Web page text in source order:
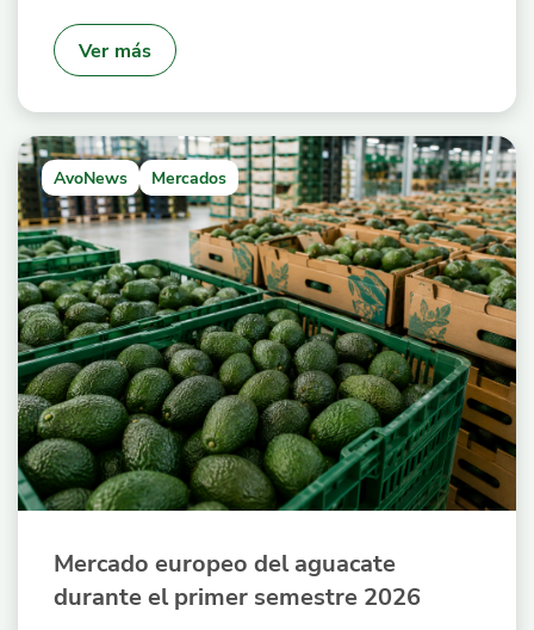
Ver más
AvoNews Mercados
Mercado europeo del aguacate
durante el primer semestre 2026